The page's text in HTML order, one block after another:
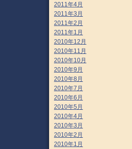
2011年4月
2011年3月
2011年2月
2011年1月
2010年12月
2010年11月
2010年10月
2010年9月
2010年8月
2010年7月
2010年6月
2010年5月
2010年4月
2010年3月
2010年2月
2010年1月